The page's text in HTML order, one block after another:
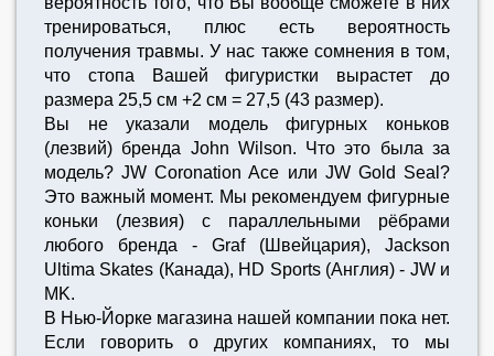
тренироваться, плюс есть вероятность
получения травмы. У нас также сомнения в том,
что стопа Вашей фигуристки вырастет до
размера 25,5 см +2 см = 27,5 (43 размер).
Вы не указали модель фигурных коньков
(лезвий) бренда John Wilson. Что это была за
модель? JW Coronation Ace или JW Gold Seal?
Это важный момент. Мы рекомендуем фигурные
коньки (лезвия) с параллельными рёбрами
любого бренда - Graf (Швейцария), Jackson
Ultima Skates (Канада), HD Sports (Англия) - JW и
MK.
В Нью-Йорке магазина нашей компании пока нет.
Если говорить о других компаниях, то мы